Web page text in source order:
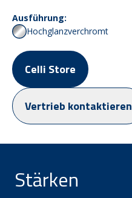
Ausführung:
Hochglanzverchromt
Celli Store
Vertrieb kontaktieren
Stärken